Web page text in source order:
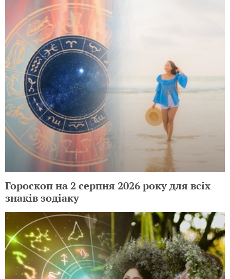
Гороскоп на 2 серпня 2026 року для всіх
знаків зодіаку